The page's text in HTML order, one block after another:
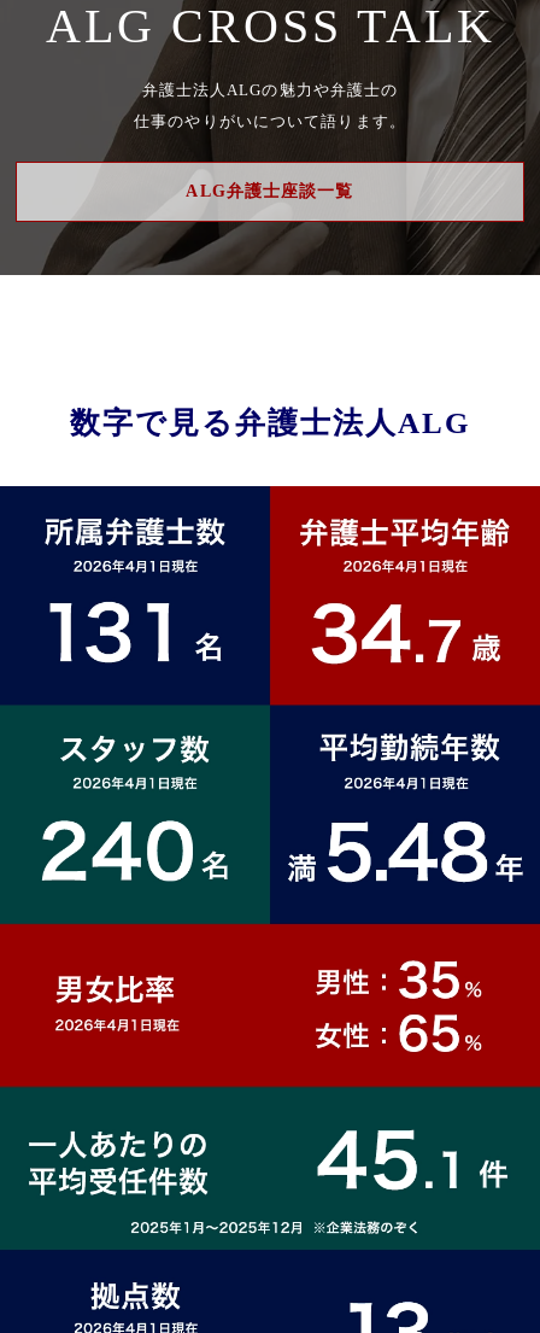
ALG CROSS TALK
弁護士法人ALGの魅力や弁護士の
仕事のやりがいについて語ります。
ALG弁護士座談一覧
数字で見る弁護士法人ALG